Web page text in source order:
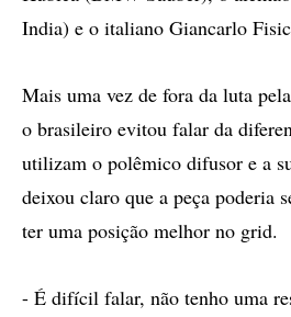
India) e o italiano Giancarlo
Mais uma vez de fora da luta
o brasileiro evitou falar da
utilizam o polêmico difusor e a
deixou claro que a peça poderia
ter uma posição melhor no grid.
- É difícil falar, não tenho uma